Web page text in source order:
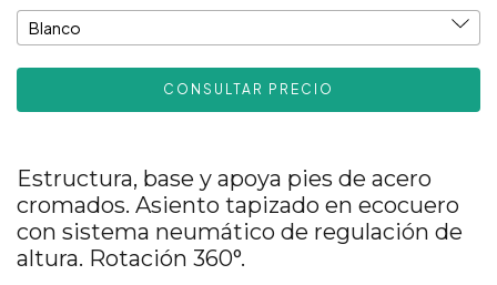
Estructura, base y apoya pies de acero
cromados. Asiento tapizado en ecocuero
con sistema neumático de regulación de
altura. Rotación 360°.